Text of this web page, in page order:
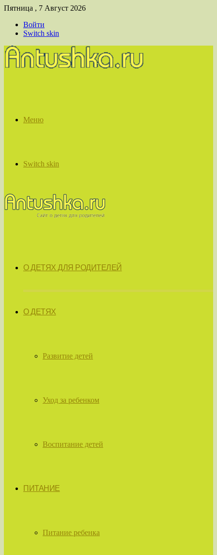
Пятница , 7 Август 2026
Войти
Switch skin
Меню
Switch skin
О ДЕТЯХ ДЛЯ РОДИТЕЛЕЙ
О ДЕТЯХ
Развитие детей
Уход за ребенком
Воспитание детей
ПИТАНИЕ
Питание ребенка